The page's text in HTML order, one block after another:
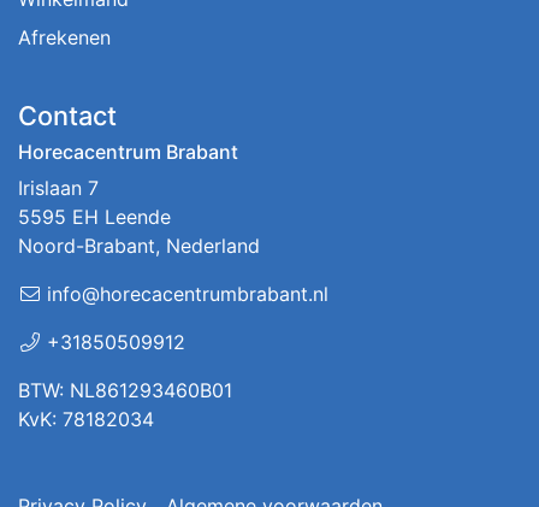
Afrekenen
Contact
Horecacentrum Brabant
Irislaan 7
5595 EH Leende
Noord-Brabant, Nederland
info@horecacentrumbrabant.nl
+31850509912
BTW: NL861293460B01
KvK: 78182034